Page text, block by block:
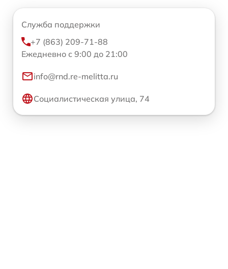
Служба поддержки
+7 (863) 209-71-88
Ежедневно с 9:00 до 21:00
info@rnd.re-melitta.ru
Социалистическая улица, 74